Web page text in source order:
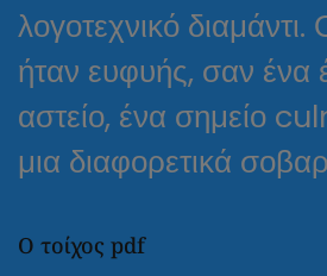
λογοτεχνικό
ήταν ευφυής, σαν ένα
αστείο, ένα σημείο
μια διαφορετικά
Ο τοίχος pdf